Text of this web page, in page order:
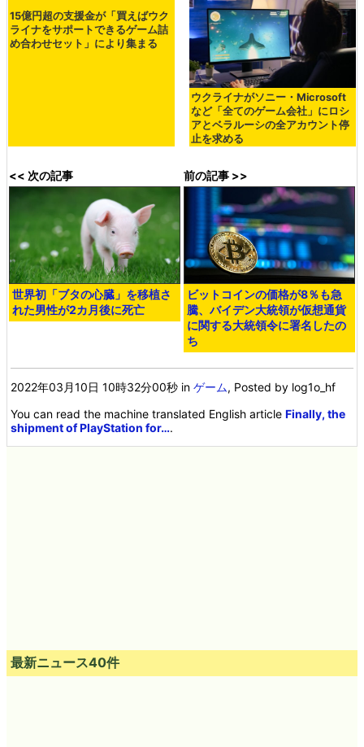
15億円超の支援金が「買えばウク
ライナをサポートできるゲーム詰
め合わせセット」により集まる
ウクライナがソニー・Microsoft
など「全てのゲーム会社」にロシ
アとベラルーシの全アカウント停
止を求める
<< 次の記事
世界初「ブタの心臓」を移植さ
れた男性が2カ月後に死亡
前の記事 >>
ビットコインの価格が8％も急
騰、バイデン大統領が仮想通貨
に関する大統領令に署名したの
ち
2022年03月10日 10時32分00秒 inゲーム, Posted by log1o_hf
You can read the machine translated English articleFinally, the
shipment of PlayStation for….
最新ニュース40件